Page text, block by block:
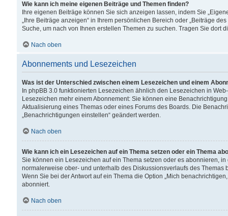
Wie kann ich meine eigenen Beiträge und Themen finden?
Ihre eigenen Beiträge können Sie sich anzeigen lassen, indem Sie
„Ihre Beiträge anzeigen“ in Ihrem persönlichen Bereich oder „Beiträge
Suche, um nach von Ihnen erstellen Themen zu suchen. Tragen Sie dort
Nach oben
Abonnements und Lesezeichen
Was ist der Unterschied zwischen einem Lesezeichen und einem
In phpBB 3.0 funktionierten Lesezeichen ähnlich den Lesezeichen in
Lesezeichen mehr einem Abonnement: Sie können eine
Aktualisierung eines Themas oder eines Forums des Boards. Die
„Benachrichtigungen einstellen“ geändert werden.
Nach oben
Wie kann ich ein Lesezeichen auf ein Thema setzen oder ein Thema
Sie können ein Lesezeichen auf ein Thema setzen oder es abonnieren,
normalerweise ober- und unterhalb des Diskussionsverlaufs des Themas
Wenn Sie bei der Antwort auf ein Thema die Option „Mich
abonniert.
Nach oben